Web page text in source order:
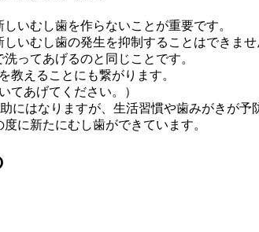
いむし歯を作らないことが重要です。
いむし歯の発生を抑制することはできませ
ってあげるのと同じことです。
教えることにも繋がります。
てあげてください。）
にはなりますが、生活習慣や歯みがきが予
に新たにむし歯ができています。